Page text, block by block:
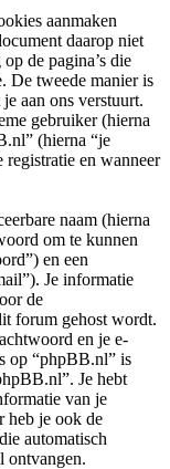
aanmaken
daarop niet
de pagina’s die
De tweede manier is
aan ons verstuurt.
gebruiker (hierna
(hierna “je
en wanneer
naam (hierna
om te kunnen
en een
Je informatie
de
forum gehost wordt.
en je e-
op “phpBB.nl” is
Je hebt
van je
heb je ook de
automatisch
ontvangen.